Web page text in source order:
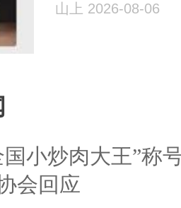
山上 2026-08-06
国小炒肉大王”称
会回应